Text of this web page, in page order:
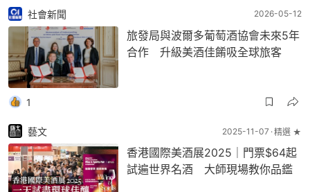
社會新聞 2026-05-12
旅發局與波爾多葡萄酒協會未來5年
合作 升級美酒佳餚吸全球旅客
1
藝文 2025-11-07 精選 ★
香港國際美酒展2025｜門票$64起
試遍世界名酒 大師現場教你品鑑